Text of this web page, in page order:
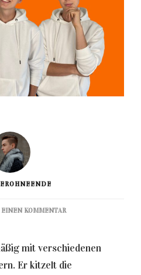
KOMMENTARZU
mit verschiedenen
Er kitzelt die